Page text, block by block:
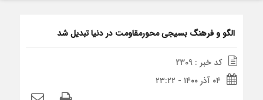
‍ الگو و فرهنگ بسیجی محورمقاومت در دنیا تبدیل شد
کد خبر : 2309
۰۴ آذر ۱۴۰۰ - ۲۳:۲۲